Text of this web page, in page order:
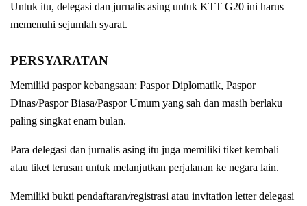
Untuk itu, delegasi dan jurnalis asing untuk KTT G20 ini harus
memenuhi sejumlah syarat.
PERSYARATAN
Memiliki paspor kebangsaan: Paspor Diplomatik, Paspor
Dinas/Paspor Biasa/Paspor Umum yang sah dan masih berlaku
paling singkat enam bulan.
Para delegasi dan jurnalis asing itu juga memiliki tiket kembali
atau tiket terusan untuk melanjutkan perjalanan ke negara lain.
Memiliki bukti pendaftaran/registrasi atau invitation letter delegasi